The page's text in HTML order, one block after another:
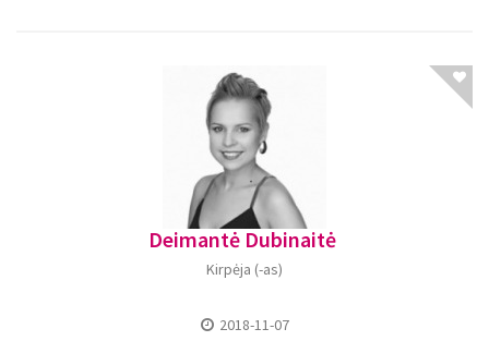
Deimantė Dubinaitė
Kirpėja (-as)
2018-11-07